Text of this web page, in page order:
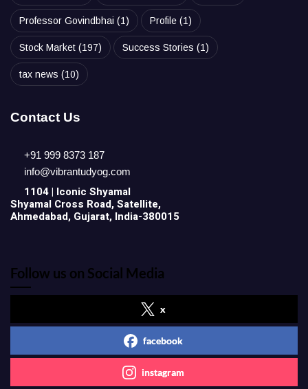
Professor Govindbhai (1) Profile (1)
Stock Market (197) Success Stories (1)
tax news (10)
Contact Us
+91 999 8373 187
info@vibrantudyog.com
1104 | Iconic Shyamal
Shyamal Cross Road, Satellite,
Ahmedabad, Gujarat, India-380015
Follow us on Social Media
x
facebook
instagram